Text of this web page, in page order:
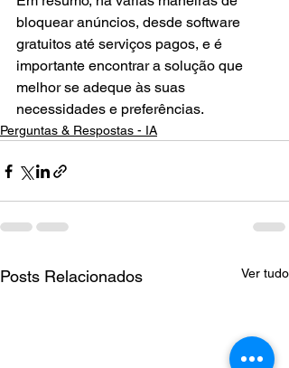
bloquear anúncios, desde software
gratuitos até serviços pagos, e é
importante encontrar a solução que
melhor se adeque às suas
necessidades e preferências.
Perguntas & Respostas - IA
Posts Relacionados Ver tudo